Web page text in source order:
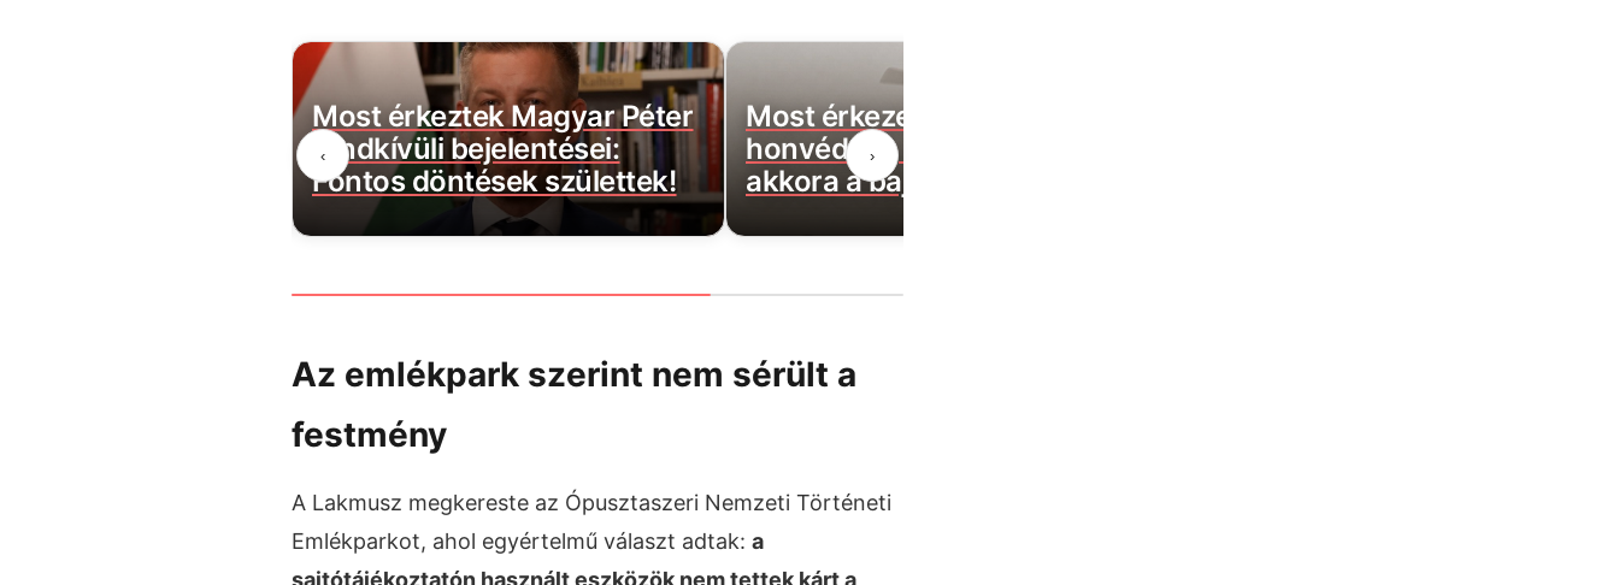
‹
Most érkeztek Magyar Péter
rendkívüli bejelentései:
Fontos döntések születtek!
Most érkezett: Felszálltak a
honvédség helikopterei,
akkora a baj
›
Az emlékpark szerint nem sérült a
festmény
A Lakmusz megkereste az Ópusztaszeri Nemzeti Történeti
Emlékparkot, ahol egyértelmű választ adtak: a
sajtótájékoztatón használt eszközök nem tettek kárt a